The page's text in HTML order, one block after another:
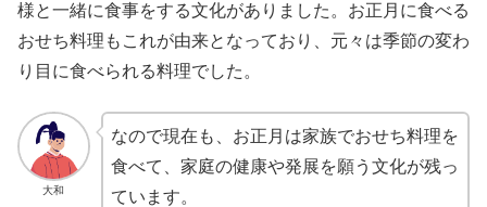
様と一緒に食事をする文化がありました。お正月に食べる
おせち料理もこれが由来となっており、元々は季節の変わ
り目に食べられる料理でした。
大和
なので現在も、お正月は家族でおせち料理を
食べて、家庭の健康や発展を願う文化が残っ
ています。